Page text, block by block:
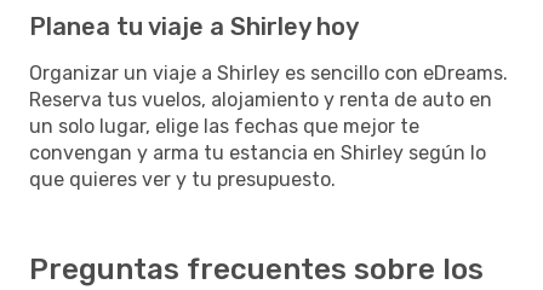
Planea tu viaje a Shirley hoy
Organizar un viaje a Shirley es sencillo con eDreams.
Reserva tus vuelos, alojamiento y renta de auto en
un solo lugar, elige las fechas que mejor te
convengan y arma tu estancia en Shirley según lo
que quieres ver y tu presupuesto.
Preguntas frecuentes sobre los